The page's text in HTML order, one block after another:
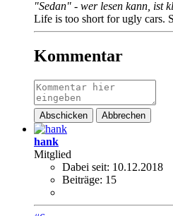
"Sedan" - wer lesen kann, ist
Life is too short for ugly cars.
Kommentar
Abschicken Abbrechen
hank
Mitglied
Dabei seit: 10.12.2018
Beiträge: 15